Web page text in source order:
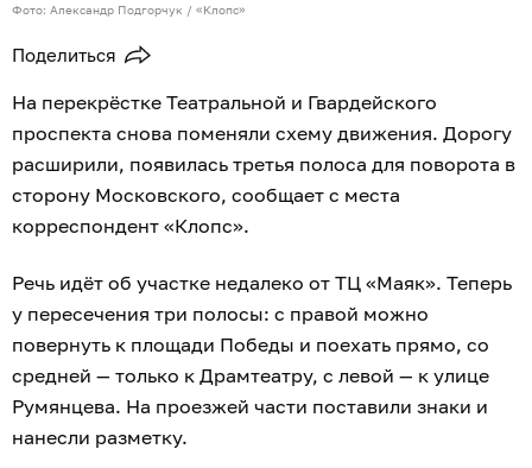
Фото: Александр Подгорчук / «Клопс»
Поделиться
На перекрёстке Театральной и Гвардейского
проспекта снова поменяли схему движения. Дорогу
расширили, появилась третья полоса для поворота в
сторону Московского, сообщает с места
корреспондент «Клопс».
Речь идёт об участке недалеко от ТЦ «Маяк». Теперь
у пересечения три полосы: с правой можно
повернуть к площади Победы и поехать прямо, со
средней — только к Драмтеатру, с левой — к улице
Румянцева. На проезжей части поставили знаки и
нанесли разметку.